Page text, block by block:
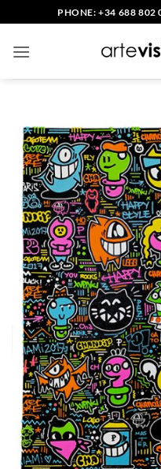
al
contenido
PHONE: +34 688 802